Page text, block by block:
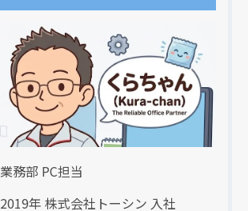
業務部 PC担当
2019年 株式会社トーシン 入社